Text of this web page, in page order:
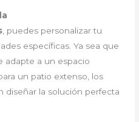
, puedes personalizar tu
específicas. Ya sea que
adapte a un espacio
un patio extenso, los
diseñar la solución perfecta